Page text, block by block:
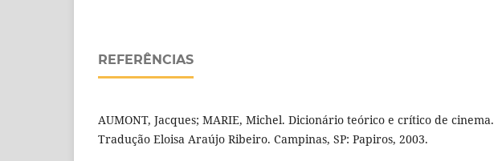
REFERÊNCIAS
AUMONT, Jacques; MARIE, Michel. Dicionário teórico e crí­tico de cinema.
Tradução Eloisa Araújo Ribeiro. Campinas, SP: Papiros, 2003.